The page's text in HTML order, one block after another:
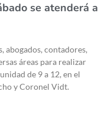
se atenderá a
abogados, contadores,
áreas para realizar
de 9 a 12, en el
y Coronel Vidt.